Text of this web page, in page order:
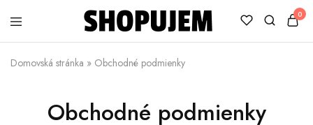
Shopujem
Veselé
s
0
Domovská stránka » Obchodné podmienky
Obchodné podmienky